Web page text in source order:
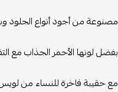
مصنوعة من أجود أنواع الجلود
بفضل لونها الأحمر الجذاب مع
مع حقيبة فاخرة للنساء من لويس